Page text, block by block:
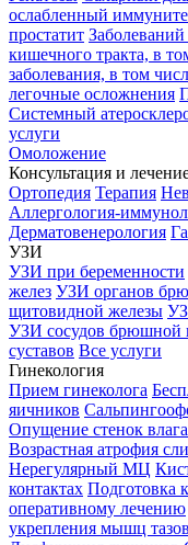
ослабленный
простатит
кишечного тракта, в
заболевания, в том
легочные осложнения
Системный
услуги
Омоложение
Консультация и
Ортопедия Терапия
Аллергология-
Дерматовенерология
УЗИ
УЗИ при беременности
желез УЗИ органов
щитовидной железы
УЗИ сосудов брюшной
суставов Все услуги
Гинекология
Прием гинеколога
яичников
Опущение стенок
Возрастная атрофия
Нерегулярный МЦ
контактах Подготовка
оперативному лечению
укрепления мышц